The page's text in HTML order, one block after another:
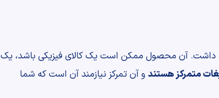
داشت. آن محصول ممکن است یک کالای فیزیکی باشد، یک
متمرکز هستندو آن تمرکز نیازمند آن است که شما